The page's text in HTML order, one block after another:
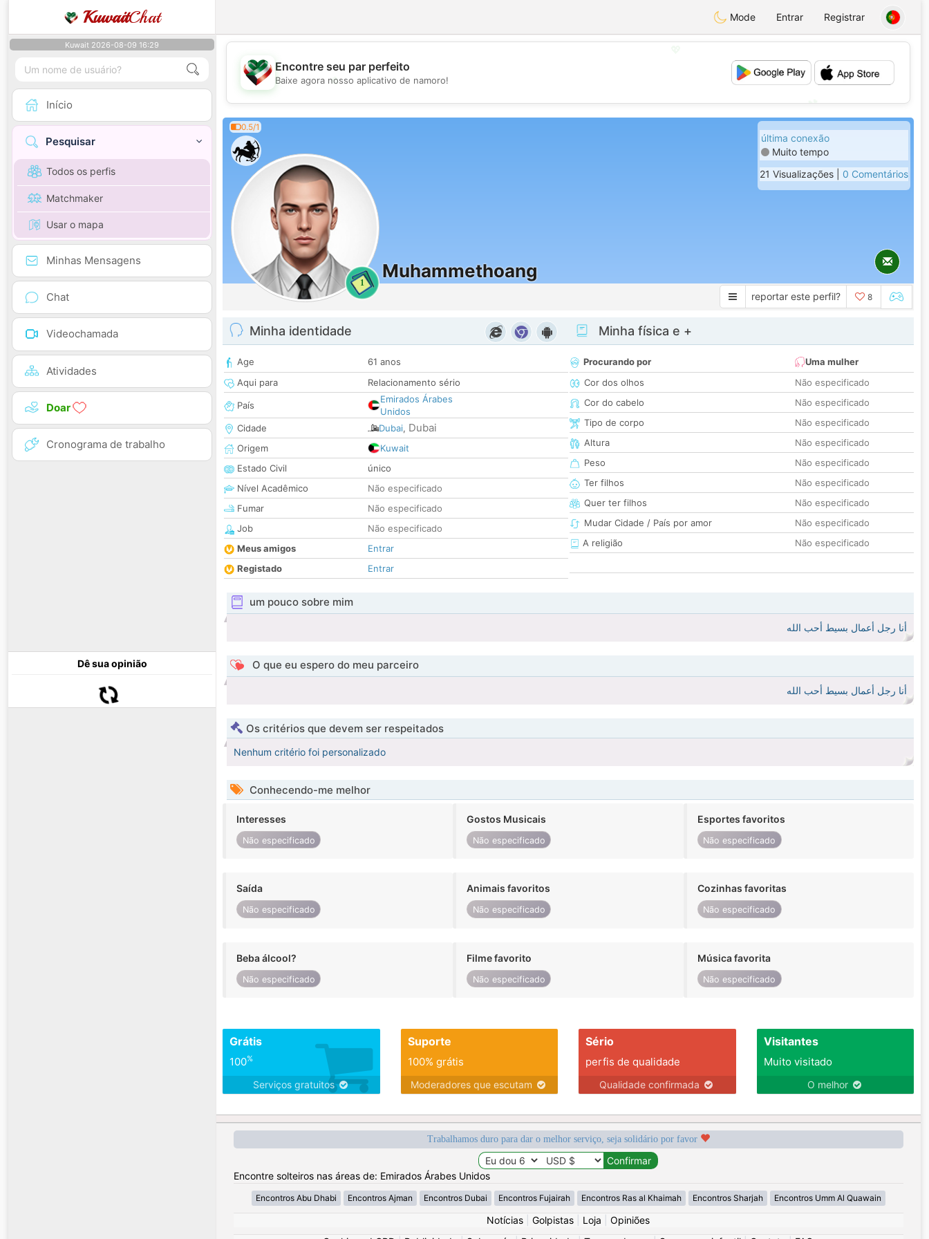
KuwaitChat Mode Entrar Registrar
Kuwait 2026-08-09 16:29
Início
Pesquisar
Todos os perfis
Matchmaker
Usar o mapa
Minhas Mensagens
Chat
Videochamada
Atividades
Doar
Cronograma de trabalho
Dê sua opinião
💖
💕
Encontre seu par perfeito
Baixe agora nosso aplicativo de namoro!
0.5/1
1
Muhammethoang
última conexão
Muito tempo
21 Visualizações | 0 Comentários
reportar este perfil? 8
Minha identidade
Age
61 anos
Aqui para
Relacionamento sério
País
Emirados Árabes
Unidos
Cidade
Dubai, Dubai
Origem
Kuwait
Estado Civil
único
Nível Acadêmico
Não especificado
Fumar
Não especificado
Job
Não especificado
Meus amigos
Entrar
Registado
Entrar
Minha física e +
Procurando por
Uma mulher
Cor dos olhos
Não especificado
Cor do cabelo
Não especificado
Tipo de corpo
Não especificado
Altura
Não especificado
Peso
Não especificado
Ter filhos
Não especificado
Quer ter filhos
Não especificado
Mudar Cidade / País por amor
Não especificado
A religião
Não especificado
um pouco sobre mim
أنا رجل أعمال بسيط أحب الله
O que eu espero do meu parceiro
أنا رجل أعمال بسيط أحب الله
Os critérios que devem ser respeitados
Nenhum critério foi personalizado
Conhecendo-me melhor
Interesses
Não especificado
Gostos Musicais
Não especificado
Esportes favoritos
Não especificado
Saída
Não especificado
Animais favoritos
Não especificado
Cozinhas favoritas
Não especificado
Beba álcool?
Não especificado
Filme favorito
Não especificado
Música favorita
Não especificado
Grátis
100%
Serviços gratuitos
Suporte
100% grátis
Moderadores que escutam
Sério
perfis de qualidade
Qualidade confirmada
Visitantes
Muito visitado
O melhor
Trabalhamos duro para dar o melhor serviço, seja solidário por favor
Encontre solteiros nas áreas de: Emirados Árabes Unidos
Encontros Abu Dhabi Encontros Ajman Encontros Dubai Encontros Fujairah Encontros Ras al Khaimah Encontros Sharjah Encontros Umm Al Quawain
Notícias Golpistas Loja
Opiniões